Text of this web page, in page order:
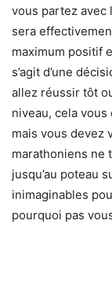
vous partez avec
sera
maximum positif
s’agit d’une
allez réussir tôt
niveau, cela
mais vous devez
marathoniens ne
jusqu’au poteau
inimaginables
pourquoi pas